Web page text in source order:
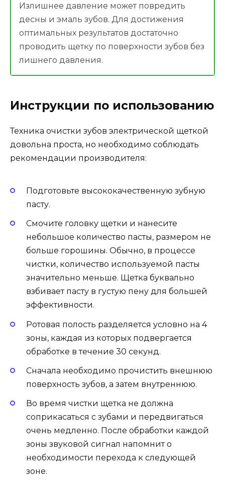
Излишнее давление может повредить
десны и эмаль зубов. Для достижения
оптимальных результатов достаточно
проводить щетку по поверхности зубов без
лишнего давления.
Инструкции по использованию
Техника очистки зубов электрической щеткой
довольна проста, но необходимо соблюдать
рекомендации производителя:
Подготовьте высококачественную зубную
пасту.
Смочите головку щетки и нанесите
небольшое количество пасты, размером не
больше горошины. Обычно, в процессе
чистки, количество используемой пасты
значительно меньше. Щетка буквально
взбивает пасту в густую пену для большей
эффективности.
Ротовая полость разделяется условно на 4
зоны, каждая из которых подвергается
обработке в течение 30 секунд.
Сначала необходимо прочистить внешнюю
поверхность зубов, а затем внутреннюю.
Во время чистки щетка не должна
соприкасаться с зубами и передвигаться
очень медленно. После обработки каждой
зоны звуковой сигнал напомнит о
необходимости перехода к следующей
зоне.